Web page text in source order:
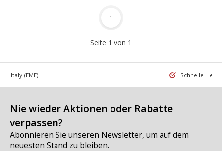
Seite 1 von 1
1
in Italy (EME) Schnelle
Nie wieder Aktionen oder Rabatte
verpassen?
Abonnieren Sie unseren Newsletter, um auf dem
neuesten Stand zu bleiben.